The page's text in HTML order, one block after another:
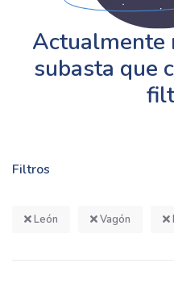
Filtros
León Vagón
Actualmente
subasta que